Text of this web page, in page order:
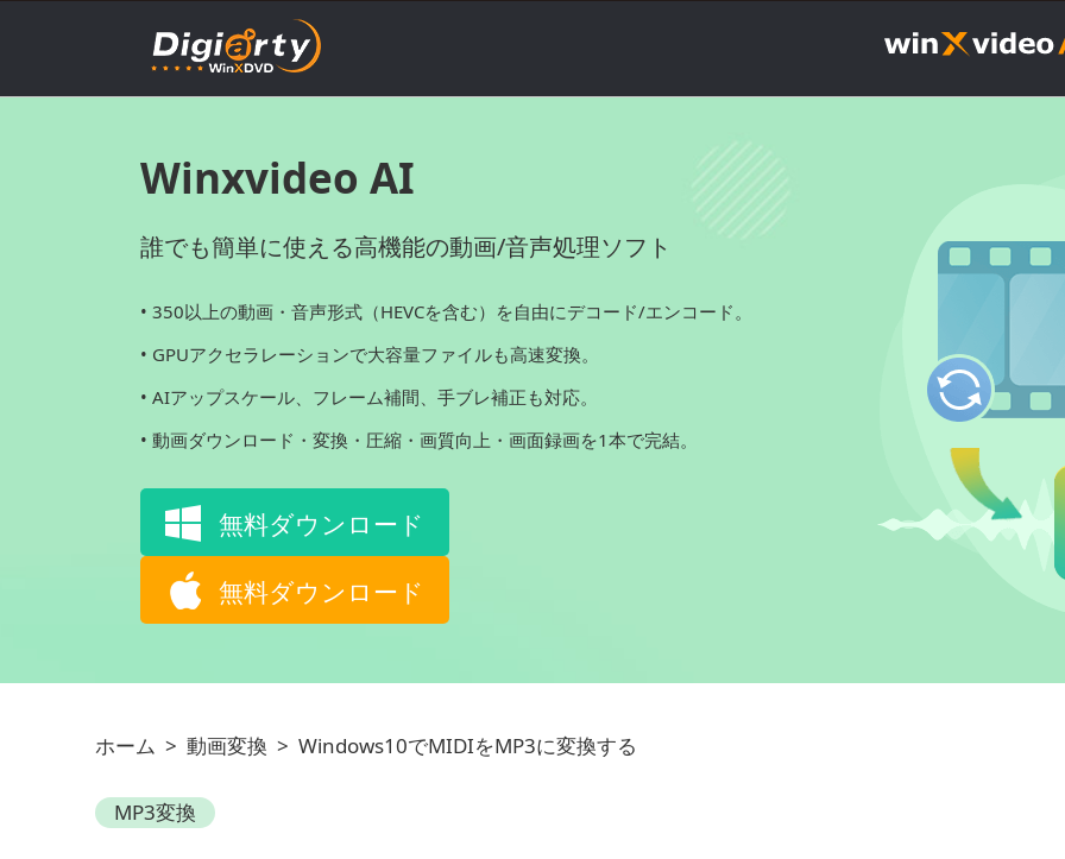
Winxvideo AI
誰でも簡単に使える高機能の動画/音声処理ソフト
• 350以上の動画・音声形式（HEVCを含む）を自由にデコード/エンコード。
• GPUアクセラレーションで大容量ファイルも高速変換。
• AIアップスケール、フレーム補間、手ブレ補正も対応。
• 動画ダウンロード・変換・圧縮・画質向上・画面録画を1本で完結。
無料ダウンロード
無料ダウンロード
ホーム > 動画変換 > Windows10でMIDIをMP3に変換する
MP3変換